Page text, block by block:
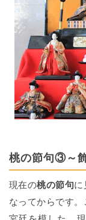
桃の節句③～
現在の桃の節句に
なってからです